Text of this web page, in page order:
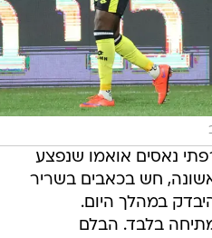
נאסים אואמו שנפצע
חש בכאבים בשריר
במהלך היום.
בלבד. הבלם